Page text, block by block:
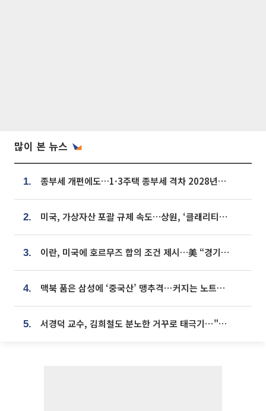
많이 본 뉴스
1. 종부세 개편에도…1·3주택 종부세 격차 2028년부터 확대
2. 미국, 가상자산 포괄 규제 속도…상원, ‘클래리티법’ 9월 절차투표 추진
3. 이란, 미국에 호르무즈 합의 조건 제시…美 “경기 아직 안 끝나” [종합]
4. 맥북 품은 삼성에 ‘중국산’ 맹추격⋯커지는 노트북 OLED 시장
5. 서경덕 교수, 김희철도 분노한 거꾸로 태극기⋯"엉터리는 아냐, 아쉬울 뿐"